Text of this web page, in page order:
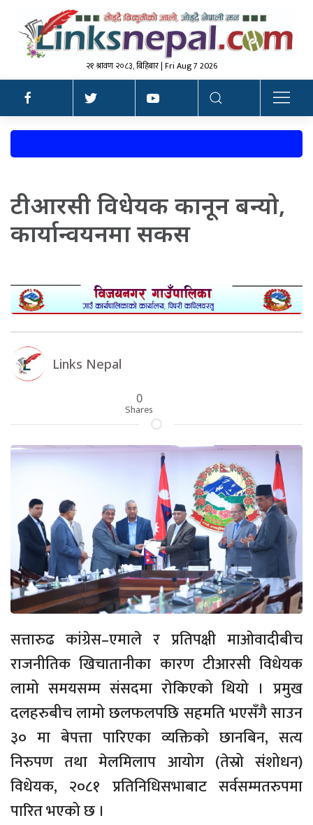
२१ श्रावण २०८३, बिहिबार | Fri Aug 7 2026
टीआरसी विधेयक कानून बन्यो,
कार्यान्वयनमा सकस
Links Nepal
0
Shares
सत्तारुढ कांग्रेस–एमाले र प्रतिपक्षी माओवादीबीच
राजनीतिक खिचातानीका कारण टीआरसी विधेयक
लामो समयसम्म संसदमा रोकिएको थियो । प्रमुख
दलहरुबीच लामो छलफलपछि सहमति भएसँगै साउन
३० मा बेपत्ता पारिएका व्यक्तिको छानबिन, सत्य
निरुपण तथा मेलमिलाप आयोग (तेस्रो संशोधन)
विधेयक, २०८१ प्रतिनिधिसभाबाट सर्वसम्मतरुपमा
पारित भएको छ ।